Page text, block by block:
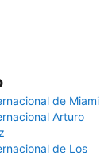
de Miami
Arturo
de Los